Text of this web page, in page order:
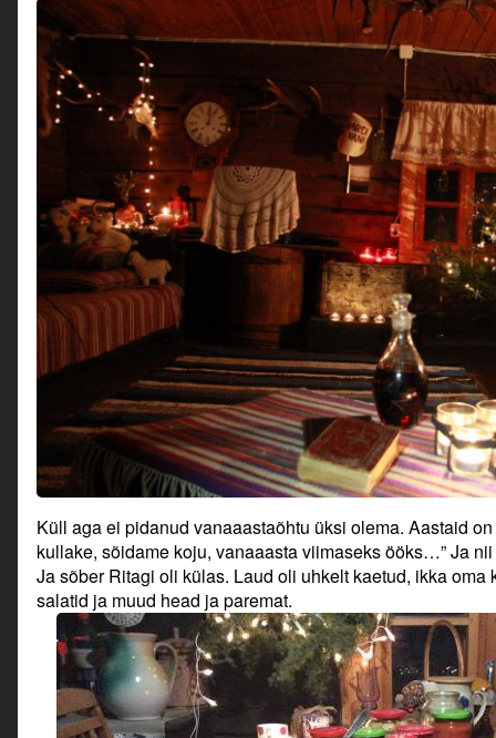
Küll aga ei pidanud vanaaastaõhtu üksi olema. Aastaid
kullake, sõidame koju, vanaaasta viimaseks ööks…” Ja
Ja sõber Ritagi oli külas. Laud oli uhkelt kaetud, ikka oma
salatid ja muud head ja paremat.